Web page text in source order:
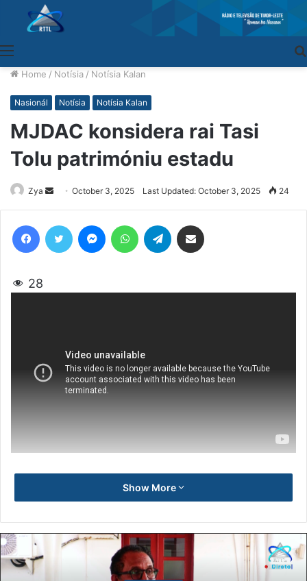
Home / Notísia / Notísia Kalan
Nasionál Notísia Notísia Kalan
MJDAC konsidera rai Tasi
Tolu patrimóniu estadu
Zya
Send
an
email
October 3, 2025 Last Updated: October 3, 2025 24
28
Show More